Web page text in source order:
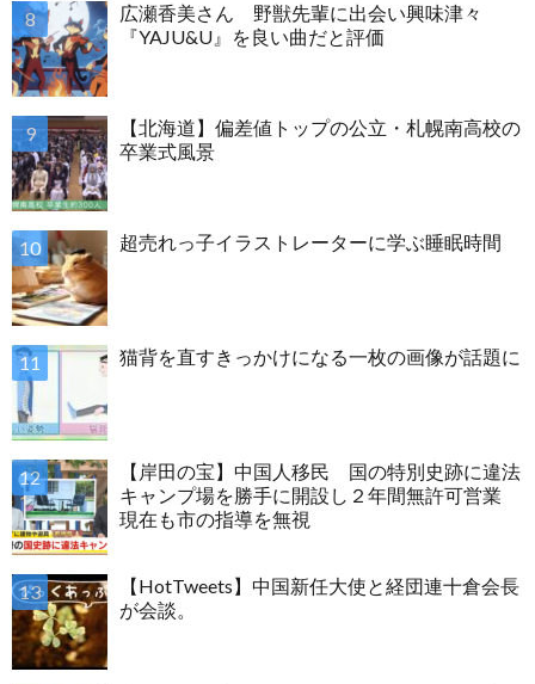
広瀬香美さん 野獣先輩に出会い興味津々
『YAJU&U』を良い曲だと評価
【北海道】偏差値トップの公立・札幌南高校の
卒業式風景
超売れっ子イラストレーターに学ぶ睡眠時間
猫背を直すきっかけになる一枚の画像が話題に
【岸田の宝】中国人移民 国の特別史跡に違法
キャンプ場を勝手に開設し２年間無許可営業
現在も市の指導を無視
【HotTweets】中国新任大使と経団連十倉会長
が会談。